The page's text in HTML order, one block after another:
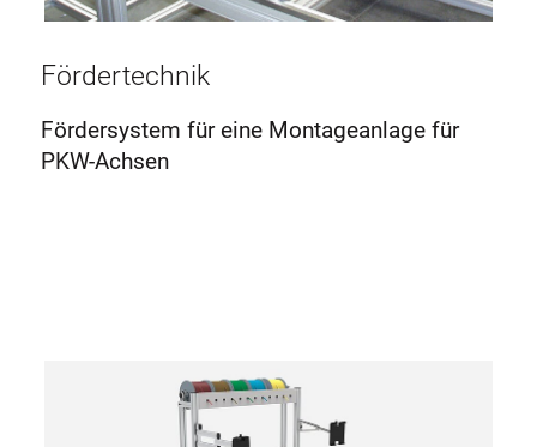
Fördertechnik
Fördersystem für eine Montageanlage für
PKW-Achsen